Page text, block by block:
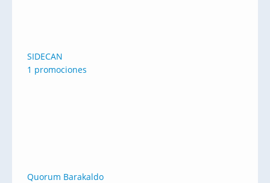
SIDECAN
1 promociones
Quorum Barakaldo